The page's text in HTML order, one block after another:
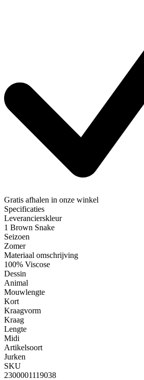
Gratis afhalen in onze winkel
Specificaties
Leverancierskleur
1 Brown Snake
Seizoen
Zomer
Materiaal omschrijving
100% Viscose
Dessin
Animal
Mouwlengte
Kort
Kraagvorm
Kraag
Lengte
Midi
Artikelsoort
Jurken
SKU
2300001119038